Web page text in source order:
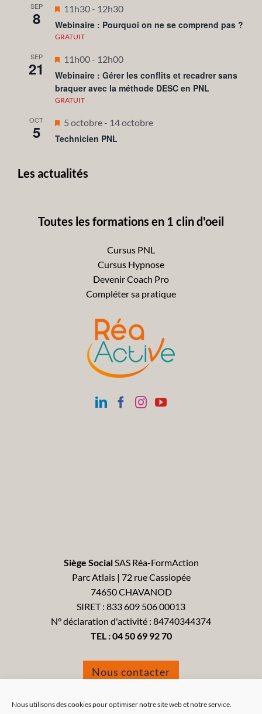
Nous utilisons des cookies pour optimiser notre site web et notre service.
SEP
8
Mis
en
avant
11h30- 12h30
Webinaire : Pourquoi on ne se comprend pas ?
GRATUIT
SEP
21
Mis
en
avant
11h00- 12h00
Webinaire : Gérer les conflits et recadrer sans
braquer avec la méthode DESC en PNL
GRATUIT
OCT
5
Mis
en
5 octobre- 14 octobre
Technicien PNL
Les actualités
Toutes les formations en 1 clin d'oeil
Cursus PNL
Cursus Hypnose
Devenir Coach Pro
Compléter sa pratique
Siège SocialSAS Réa-FormAction
Parc Atlais | 72 rue Cassiopée
74650 CHAVANOD
SIRET : 833 609 506 00013
N° déclaration d'activité : 84740344374
TEL :04 50 69 92 70
Nous contacter